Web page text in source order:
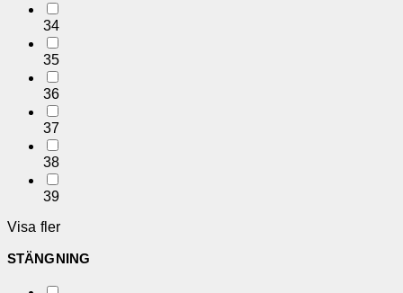
34
35
36
37
38
39
Visa fler
STÄNGNING